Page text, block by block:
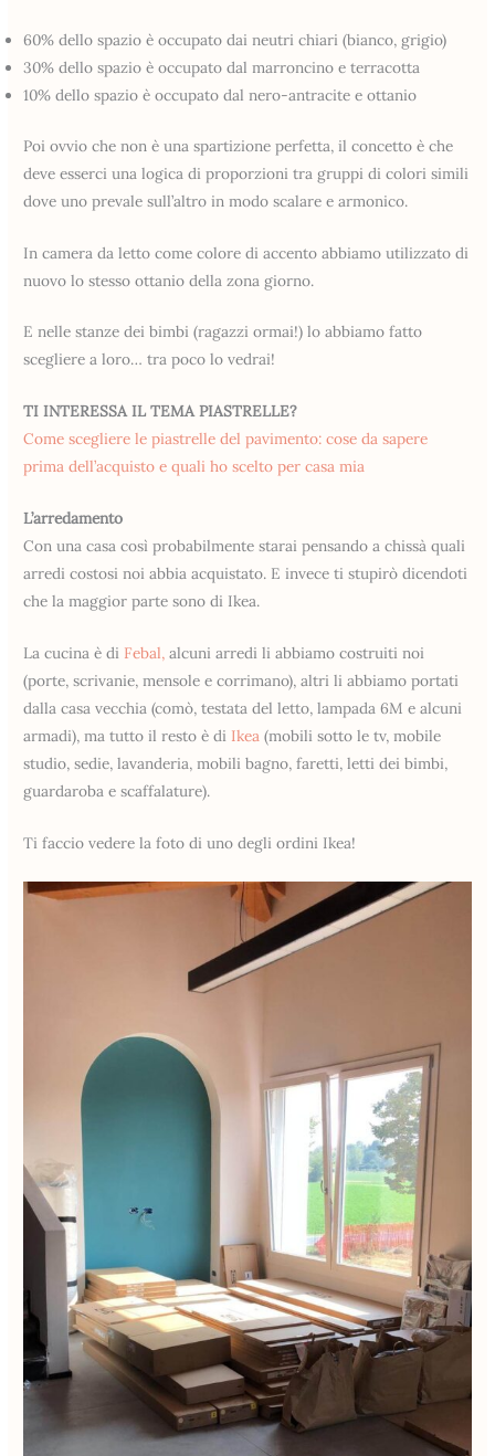
60% dello spazio è occupato dai neutri chiari (bianco, grigio)
30% dello spazio è occupato dal marroncino e terracotta
10% dello spazio è occupato dal nero-antracite e ottanio
Poi ovvio che non è una spartizione perfetta, il concetto è che
deve esserci una logica di proporzioni tra gruppi di colori simili
dove uno prevale sull’altro in modo scalare e armonico.
In camera da letto come colore di accento abbiamo utilizzato di
nuovo lo stesso ottanio della zona giorno.
E nelle stanze dei bimbi (ragazzi ormai!) lo abbiamo fatto
scegliere a loro… tra poco lo vedrai!
TI INTERESSA IL TEMA PIASTRELLE?
Come scegliere le piastrelle del pavimento: cose da sapere
prima dell’acquisto e quali ho scelto per casa mia
L’arredamento
Con una casa così probabilmente starai pensando a chissà quali
arredi costosi noi abbia acquistato. E invece ti stupirò dicendoti
che la maggior parte sono di Ikea.
La cucina è di Febal, alcuni arredi li abbiamo costruiti noi
(porte, scrivanie, mensole e corrimano), altri li abbiamo portati
dalla casa vecchia (comò, testata del letto, lampada 6M e alcuni
armadi), ma tutto il resto è di Ikea (mobili sotto le tv, mobile
studio, sedie, lavanderia, mobili bagno, faretti, letti dei bimbi,
guardaroba e scaffalature).
Ti faccio vedere la foto di uno degli ordini Ikea!